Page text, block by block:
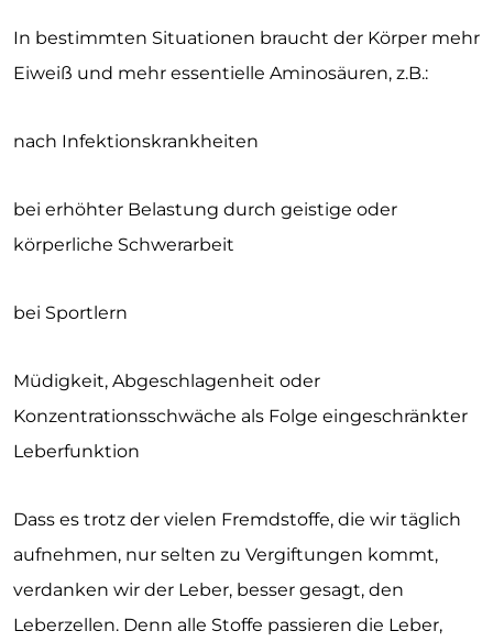
In bestimmten Situationen braucht der Körper mehr
Eiweiß und mehr essentielle Aminosäuren, z.B.:
nach Infektionskrankheiten
bei erhöhter Belastung durch geistige oder
körperliche Schwerarbeit
bei Sportlern
Müdigkeit, Abgeschlagenheit oder
Konzentrationsschwäche als Folge eingeschränkter
Leberfunktion
Dass es trotz der vielen Fremdstoffe, die wir täglich
aufnehmen, nur selten zu Vergiftungen kommt,
verdanken wir der Leber, besser gesagt, den
Leberzellen. Denn alle Stoffe passieren die Leber,